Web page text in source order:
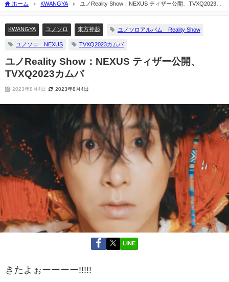
ホーム KWANGYA
ユノReality Show：NEXUS ティザー公開、TVXQ2023カ
KWANGYA ユノソロ 東方神起 ユノソロアルバム Reality Show
ユノソロ NEXUS TVXQ2023カムバ
ユノReality Show：NEXUS ティザー公開、
TVXQ2023カムバ
2023年8月4日 2023年8月4日
LINE
きたよぉーーーー!!!!!